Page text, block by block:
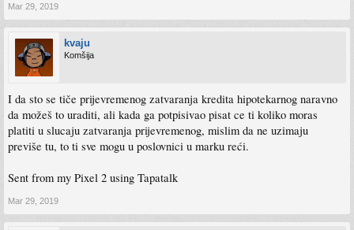
Mar 29, 2019
kvaju
Komšija
I da sto se tiče prijevremenog zatvaranja kredita hipotekarnog naravno
da možeš to uraditi, ali kada ga potpisivao pisat ce ti koliko moras
platiti u slucaju zatvaranja prijevremenog, mislim da ne uzimaju
previše tu, to ti sve mogu u poslovnici u marku reći.
Sent from my Pixel 2 using Tapatalk
Mar 29, 2019